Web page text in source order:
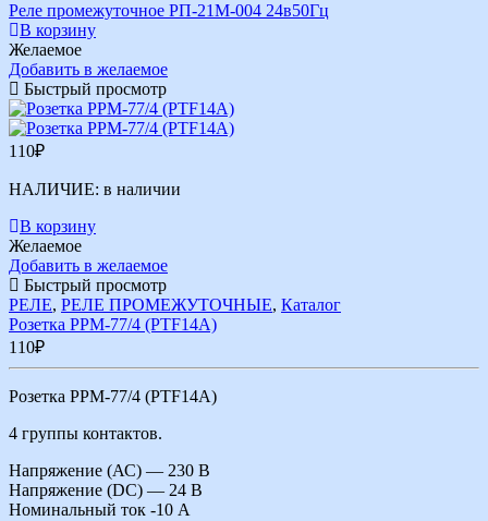
Реле промежуточное РП-21М-004 24в50Гц
В корзину
Желаемое
Добавить в желаемое
Быстрый просмотр
110₽
НАЛИЧИЕ: в наличии
В корзину
Желаемое
Добавить в желаемое
Быстрый просмотр
РЕЛЕ, РЕЛЕ ПРОМЕЖУТОЧНЫЕ, Каталог
Розетка РРМ-77/4 (PTF14A)
110₽
Розетка РРМ-77/4 (PTF14A)
4 группы контактов.
Напряжение (АС) — 230 В
Напряжение (DC) — 24 В
Номинальный ток -10 А